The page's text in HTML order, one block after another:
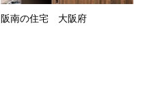
阪南の住宅 大阪府